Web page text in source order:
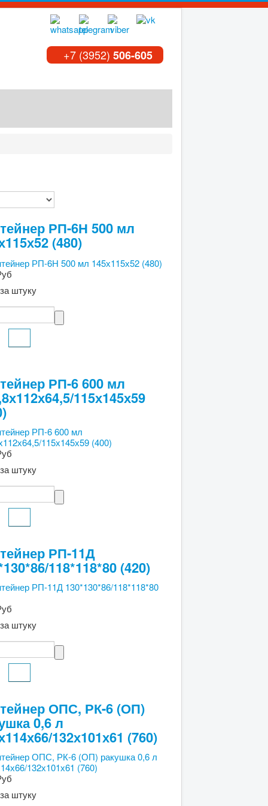
+7 (3952) 506-605
РП-6Н 500 мл
(480)
штуку
РП-6 600 мл
115х145х59
штуку
РП-11Д
118*118*80 (420)
штуку
ОПС, РК-6 (ОП)
0,6 л
132х101х61 (760)
штуку